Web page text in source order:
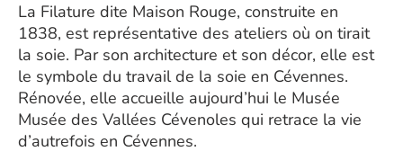
La Filature dite Maison Rouge, construite en
1838, est représentative des ateliers où on tirait
la soie. Par son architecture et son décor, elle est
le symbole du travail de la soie en Cévennes.
Rénovée, elle accueille aujourd’hui le Musée
Musée des Vallées Cévenoles qui retrace la vie
d’autrefois en Cévennes.